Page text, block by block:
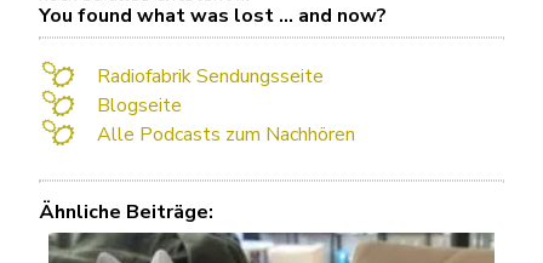
You found what was lost … and now?
Radiofabrik Sendungsseite
Blogseite
Alle Podcasts zum Nachhören
Ähnliche Beiträge: